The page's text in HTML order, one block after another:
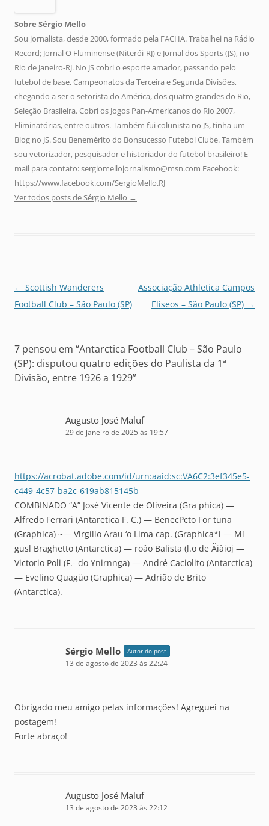
Sobre Sérgio Mello
Sou jornalista, desde 2000, formado pela FACHA. Trabalhei na Rádio
Record; Jornal O Fluminense (Niterói-RJ) e Jornal dos Sports (JS), no
Rio de Janeiro-RJ. No JS cobri o esporte amador, passando pelo
futebol de base, Campeonatos da Terceira e Segunda Divisões,
chegando a ser o setorista do América, dos quatro grandes do Rio,
Seleção Brasileira. Cobri os Jogos Pan-Americanos do Rio 2007,
Eliminatórias, entre outros. Também fui colunista no JS, tinha um
Blog no JS. Sou Benemérito do Bonsucesso Futebol Clube. Também
sou vetorizador, pesquisador e historiador do futebol brasileiro! E-
mail para contato: sergiomellojornalismo@msn.com Facebook:
https://www.facebook.com/SergioMello.RJ
Ver todos posts de Sérgio Mello →
Navegação
de
← Scottish Wanderers
Football Club – São Paulo (SP)
Associação Athletica Campos
Eliseos – São Paulo (SP) →
7 pensou em “Antarctica Football Club – São Paulo
(SP): disputou quatro edições do Paulista da 1ª
Divisão, entre 1926 a 1929”
Augusto José Maluf
29 de janeiro de 2025 às 19:57
https://acrobat.adobe.com/id/urn:aaid:sc:VA6C2:3ef345e5-
c449-4c57-ba2c-619ab815145b
COMBINADO “A” José Vicente de Oliveira (Gra phica) —
Alfredo Ferrari (Antaretica F. C.) — BenecPcto For tuna
(Graphica) ~— Virgílio Arau ‘o Lima cap. (Graphica*i — Mí
gusl Braghetto (Antarctica) — roâo Balista (l.o de Ãiàioj —
Victorio Poli (F.- do Ynirnnga) — André Caciolito (Antarctica)
— Evelino Quagüo (Graphica) — Adrião de Brito
(Antarctica).
Sérgio Mello Autor do post
13 de agosto de 2023 às 22:24
Obrigado meu amigo pelas informações! Agreguei na
postagem!
Forte abraço!
Augusto José Maluf
13 de agosto de 2023 às 22:12